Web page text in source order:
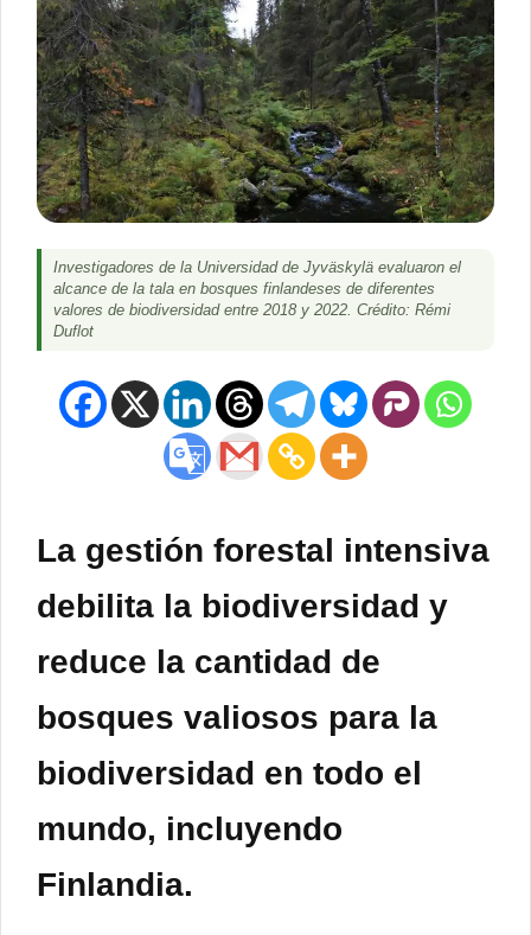
Investigadores de la Universidad de Jyväskylä evaluaron el
alcance de la tala en bosques finlandeses de diferentes
valores de biodiversidad entre 2018 y 2022. Crédito: Rémi
Duflot
La gestión forestal intensiva
debilita la biodiversidad y
reduce la cantidad de
bosques valiosos para la
biodiversidad en todo el
mundo, incluyendo
Finlandia.